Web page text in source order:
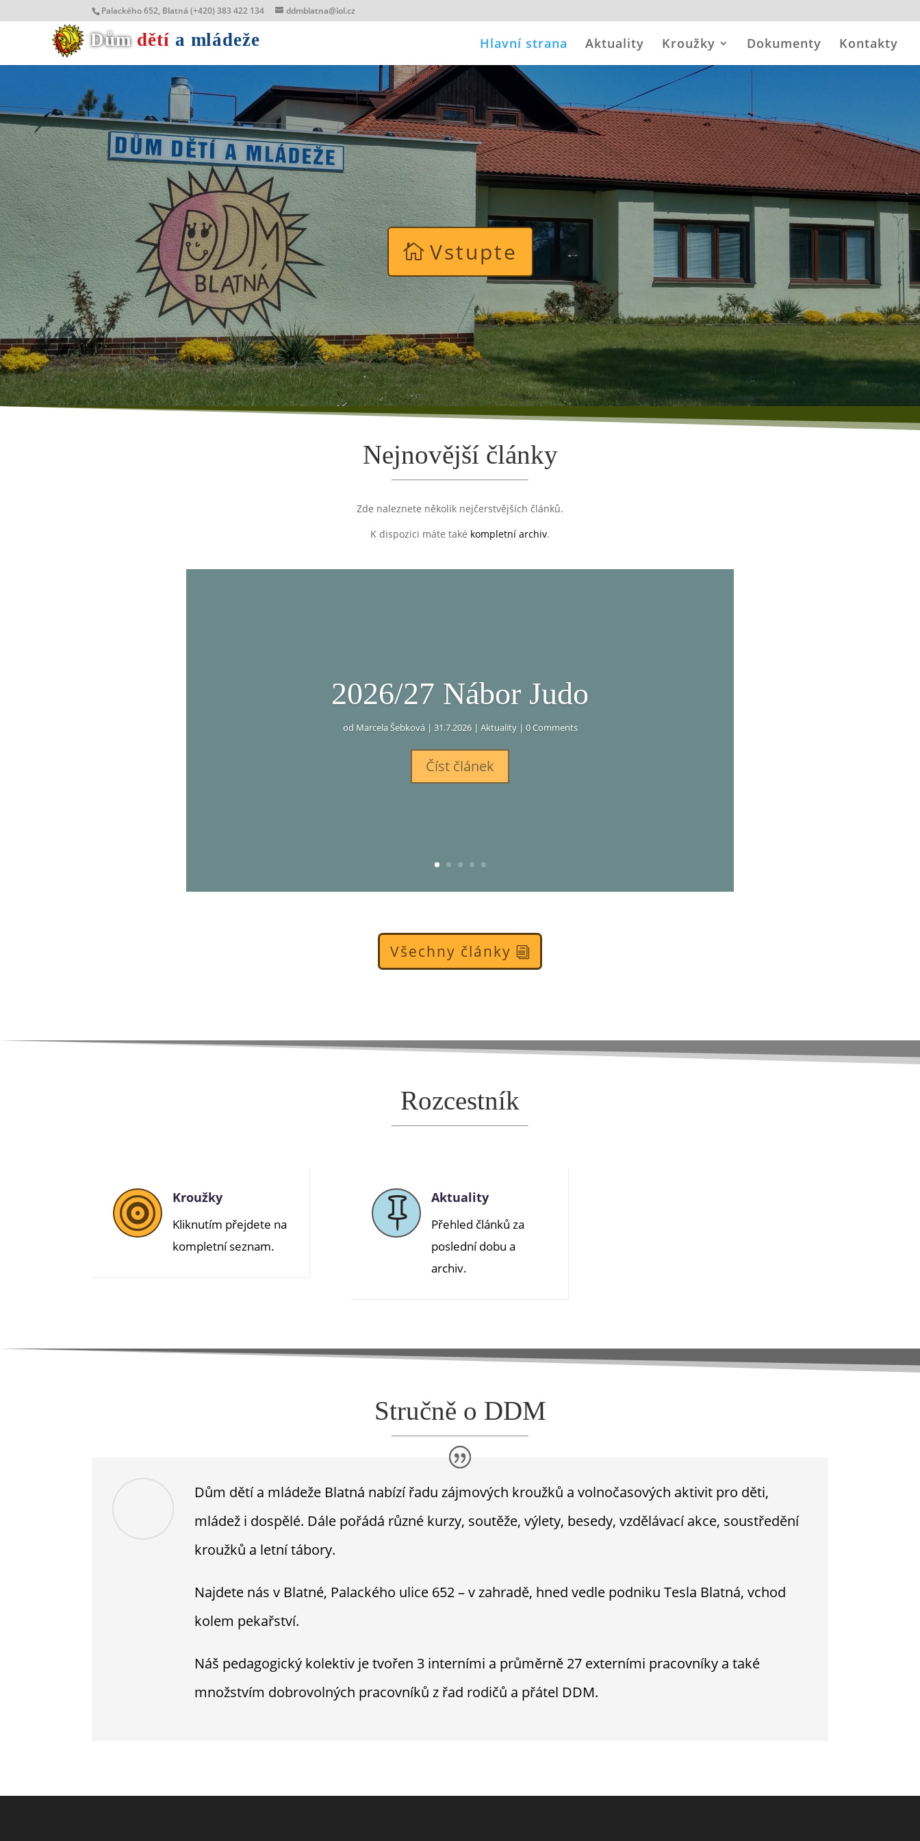
Palackého 652, Blatná (+420) 383 422 134 ddmblatna@iol.cz
Dům dětí a mládeže Hlavní strana Aktuality Kroužky Dokumenty Kontakty
Vstupte
Nejnovější články
Zde naleznete několik nejčerstvějších článků.
K dispozici máte také kompletní archiv.
2026/27 Nábor Judo
od Marcela Šebková | 31.7.2026| Aktuality| 0 Comments
Číst článek
Všechny články
Rozcestník
 Kroužky
Kliknutím přejdete na
kompletní seznam.
 Aktuality
Přehled článků za
poslední dobu a
archiv.
Stručně o DDM
Dům dětí a mládeže Blatná nabízí řadu zájmových kroužků a volnočasových aktivit pro děti,
mládež i dospělé. Dále pořádá různé kurzy, soutěže, výlety, besedy, vzdělávací akce, soustředění
kroužků a letní tábory.
Najdete nás v Blatné, Palackého ulice 652 – v zahradě, hned vedle podniku Tesla Blatná, vchod
kolem pekařství.
Náš pedagogický kolektiv je tvořen 3 interními a průměrně 27 externími pracovníky a také
množstvím dobrovolných pracovníků z řad rodičů a přátel DDM.